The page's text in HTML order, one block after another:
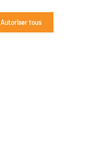
Autoriser tous